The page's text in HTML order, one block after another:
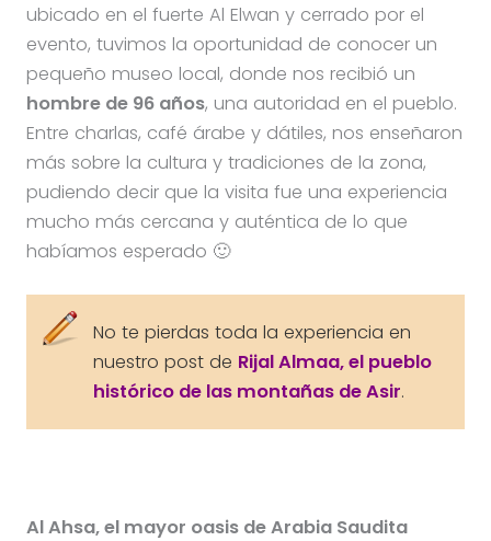
ubicado en el fuerte Al Elwan y cerrado por el
evento, tuvimos la oportunidad de conocer un
pequeño museo local, donde nos recibió un
hombre de 96 años, una autoridad en el pueblo.
Entre charlas, café árabe y dátiles, nos enseñaron
más sobre la cultura y tradiciones de la zona,
pudiendo decir que la visita fue una experiencia
mucho más cercana y auténtica de lo que
habíamos esperado 🙂
No te pierdas toda la experiencia en
nuestro post de Rijal Almaa, el pueblo
histórico de las montañas de Asir.
Al Ahsa, el mayor oasis de Arabia Saudita